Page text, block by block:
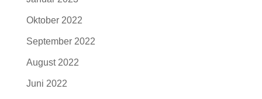
Oktober 2022
September 2022
August 2022
Juni 2022